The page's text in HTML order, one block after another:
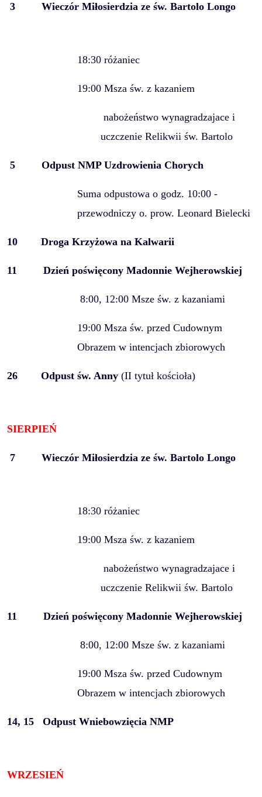
3 Wieczór Miłosierdzia ze św. Bartolo Longo
18:30 różaniec
19:00 Msza św. z kazaniem
nabożeństwo wynagradzajace i
uczczenie Relikwii św. Bartolo
5 Odpust NMP Uzdrowienia Chorych
Suma odpustowa o godz. 10:00 -
przewodniczy o. prow. Leonard Bielecki
10 Droga Krzyżowa na Kalwarii
11 Dzień poświęcony Madonnie Wejherowskiej
8:00, 12:00 Msze św. z kazaniami
19:00 Msza św. przed Cudownym
Obrazem w intencjach zbiorowych
26 Odpust św. Anny (II tytuł kościoła)
SIERPIEŃ
7 Wieczór Miłosierdzia ze św. Bartolo Longo
18:30 różaniec
19:00 Msza św. z kazaniem
nabożeństwo wynagradzajace i
uczczenie Relikwii św. Bartolo
11 Dzień poświęcony Madonnie Wejherowskiej
8:00, 12:00 Msze św. z kazaniami
19:00 Msza św. przed Cudownym
Obrazem w intencjach zbiorowych
14, 15 Odpust Wniebowzięcia NMP
WRZESIEŃ